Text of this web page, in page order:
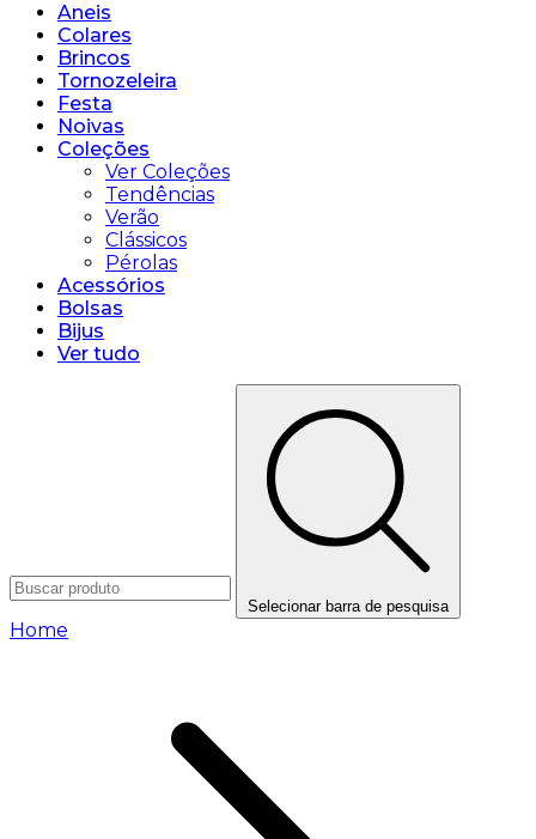
Aneis
Colares
Brincos
Tornozeleira
Festa
Noivas
Coleções
Ver Coleções
Tendências
Verão
Clássicos
Pérolas
Acessórios
Bolsas
Bijus
Ver tudo
Selecionar barra de pesquisa
Home